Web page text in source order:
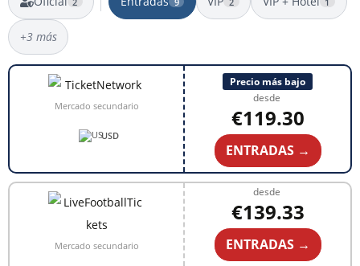
+3 más
9 resultados
Mercado secundario
USD
Precio más bajo
desde
€119.30
ENTRADAS →
Mercado secundario
desde
€139.33
ENTRADAS →